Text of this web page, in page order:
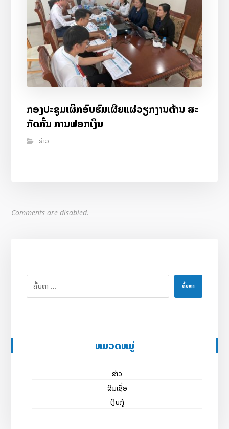
ກອງປະຊຸມເຜິກອົບຮົມເຜີຍແຜ່ວຽກງານຕ້ານ ສະ
ກັດກັ້ນ ການຟອກເງິນ
ຂ່າວ
Comments are disabled.
ຄົ້ນຫາ
ຫມວດຫມູ່
ຂ່າວ
ສິນເຊື່ອ
ເງິນກູ້